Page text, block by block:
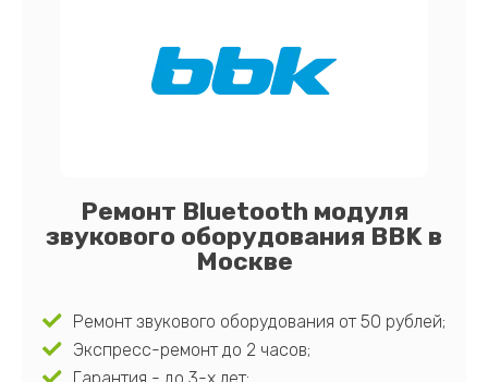
Ремонт Bluetooth модуля
звукового оборудования BBK в
Москве
Ремонт звукового оборудования от 50 рублей;
Экспресс-ремонт до 2 часов;